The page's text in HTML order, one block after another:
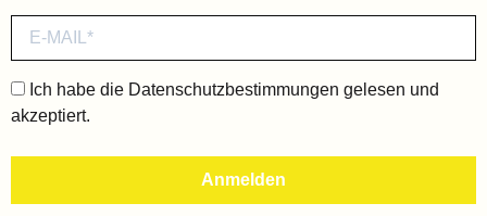
Ich habe die Datenschutzbestimmungen gelesen und
akzeptiert.